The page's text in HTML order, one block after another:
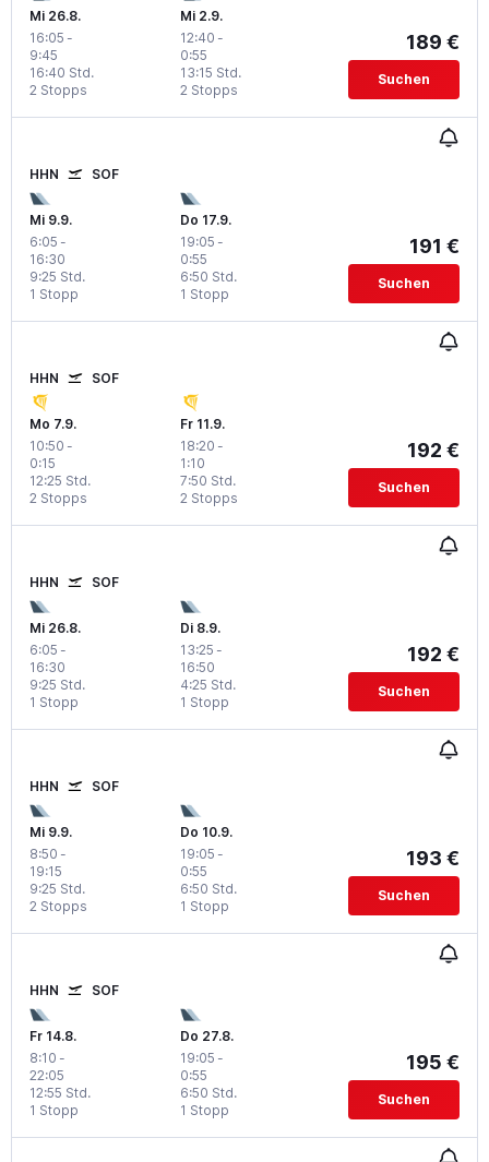
Mi 26.8.
16:05 -
9:45
2 Stopps
16:40 Std.
Mi 2.9.
12:40 -
0:55
2 Stopps
13:15 Std.
189 €
Suchen
HHN SOF
Mi 9.9.
6:05 -
16:30
1 Stopp
9:25 Std.
Do 17.9.
19:05 -
0:55
1 Stopp
6:50 Std.
191 €
Suchen
HHN SOF
Mo 7.9.
10:50 -
0:15
2 Stopps
12:25 Std.
Fr 11.9.
18:20 -
1:10
2 Stopps
7:50 Std.
192 €
Suchen
HHN SOF
Mi 26.8.
6:05 -
16:30
1 Stopp
9:25 Std.
Di 8.9.
13:25 -
16:50
1 Stopp
4:25 Std.
192 €
Suchen
HHN SOF
Mi 9.9.
8:50 -
19:15
2 Stopps
9:25 Std.
Do 10.9.
19:05 -
0:55
1 Stopp
6:50 Std.
193 €
Suchen
HHN SOF
Fr 14.8.
8:10 -
22:05
1 Stopp
12:55 Std.
Do 27.8.
19:05 -
0:55
1 Stopp
6:50 Std.
195 €
Suchen